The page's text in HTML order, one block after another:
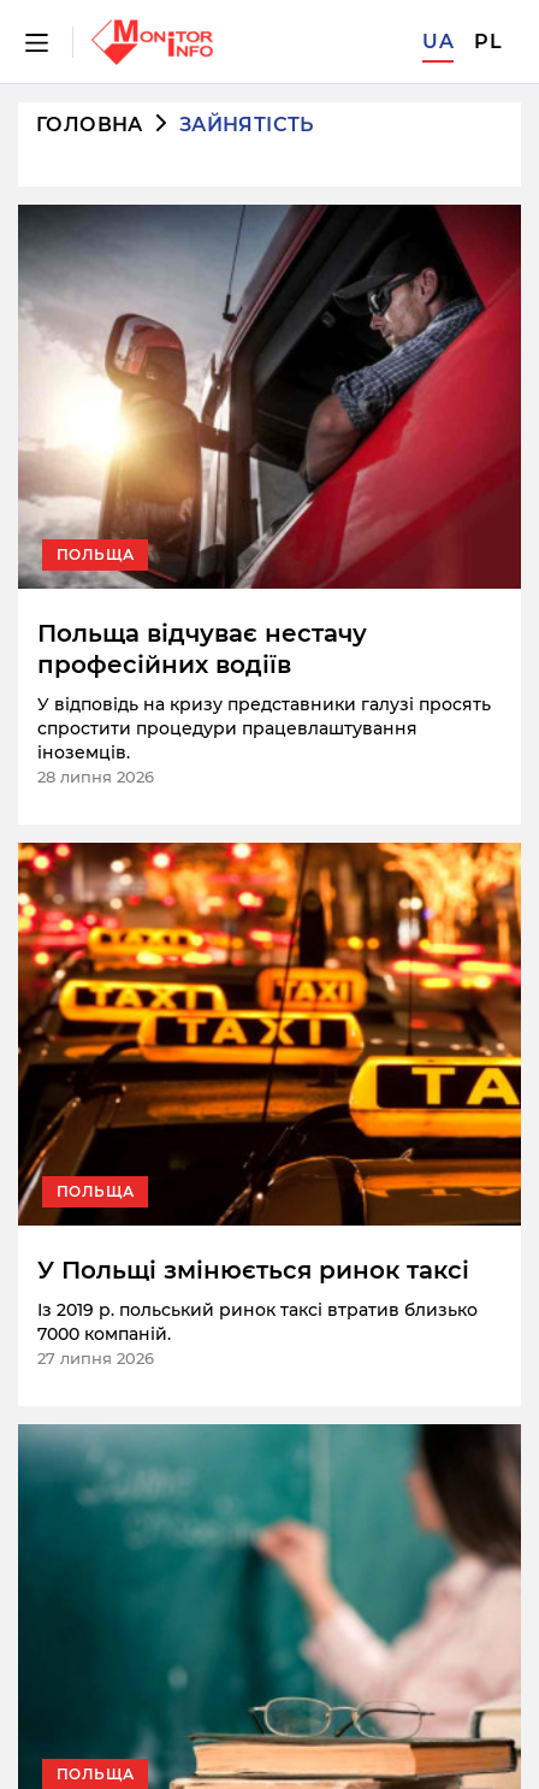
UA PL
ГОЛОВНА ЗАЙНЯТІСТЬ
ПОЛЬЩА
Польща відчуває нестачу
професійних водіїв
У відповідь на кризу представники галузі просять
спростити процедури працевлаштування
іноземців.
28 липня 2026
ПОЛЬЩА
У Польщі змінюється ринок таксі
Із 2019 р. польський ринок таксі втратив близько
7000 компаній.
27 липня 2026
ПОЛЬЩА